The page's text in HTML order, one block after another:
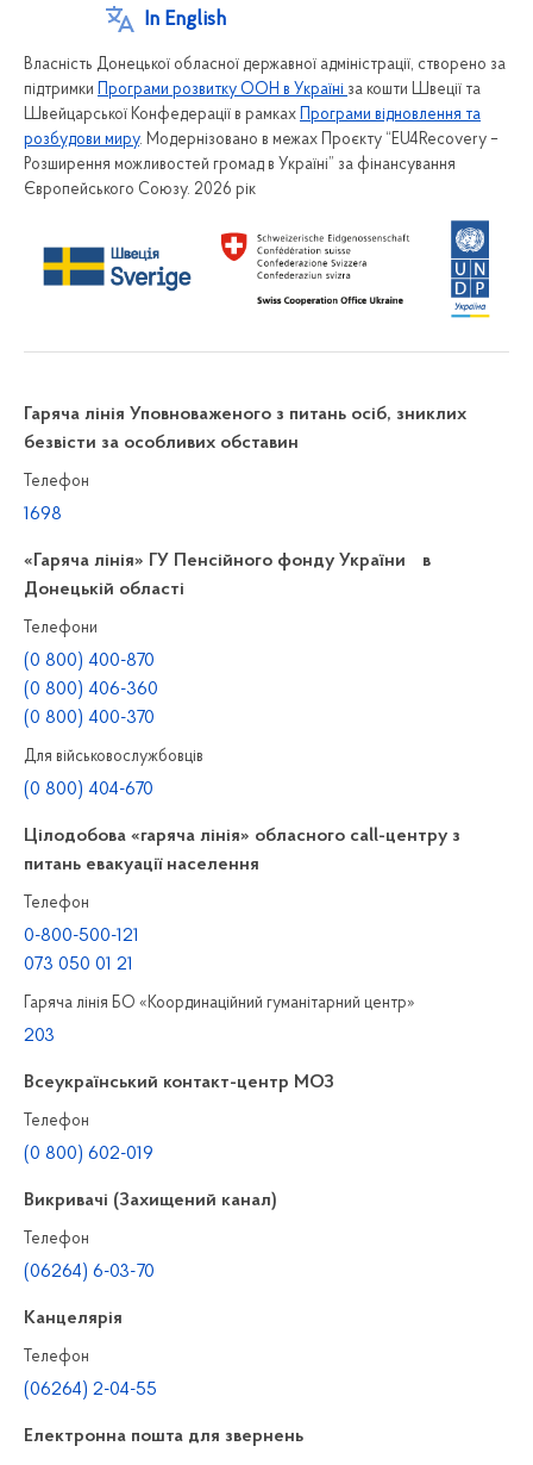
In English
Власність Донецької обласної державної адміністрації, створено за
підтримки Програми розвитку ООН в Україні за кошти Швеції та
Швейцарської Конфедерації в рамках Програми відновлення та
розбудови миру. Модернізовано в межах Проєкту “EU4Recovery –
Розширення можливостей громад в Україні” за фінансування
Європейського Союзу. 2026 рік
Гаряча лінія Уповноваженого з питань осіб, зниклих
безвісти за особливих обставин
Телефон
1698
«Гаряча лінія» ГУ Пенсійного фонду України в
Донецькій області
Телефони
(0 800) 400-870
(0 800) 406-360
(0 800) 400-370
Для військовослужбовців
(0 800) 404-670
Цілодобова «гаряча лінія» обласного call-центру з
питань евакуації населення
Телефон
0-800-500-121
073 050 01 21
Гаряча лінія БО «Координаційний гуманітарний центр»
203
Всеукраїнський контакт-центр МОЗ
Телефон
(0 800) 602-019
Викривачі (Захищений канал)
Телефон
(06264) 6-03-70
Канцелярiя
Телефон
(06264) 2-04-55
Електронна пошта для звернень